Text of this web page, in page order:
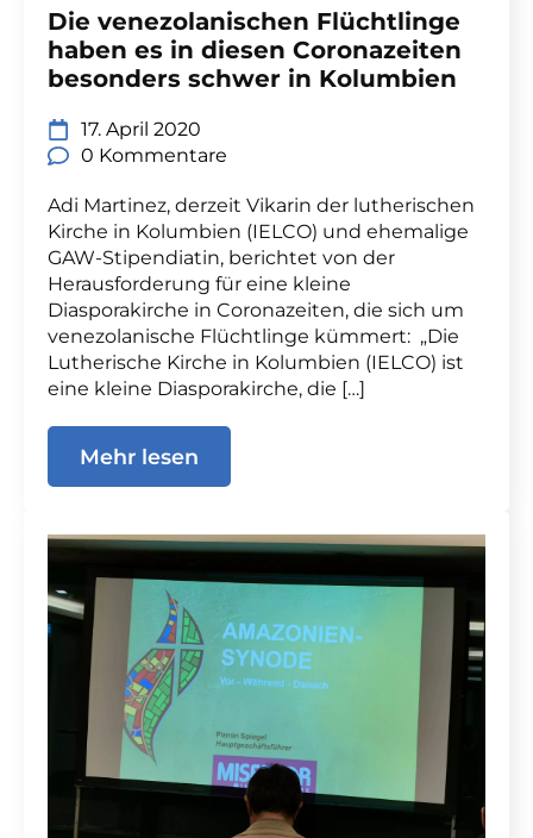
Die venezolanischen Flüchtlinge
haben es in diesen Coronazeiten
besonders schwer in Kolumbien
17. April 2020
0 Kommentare
Adi Martinez, derzeit Vikarin der lutherischen
Kirche in Kolumbien (IELCO) und ehemalige
GAW-Stipendiatin, berichtet von der
Herausforderung für eine kleine
Diasporakirche in Coronazeiten, die sich um
venezolanische Flüchtlinge kümmert: „Die
Lutherische Kirche in Kolumbien (IELCO) ist
eine kleine Diasporakirche, die […]
Mehr lesen